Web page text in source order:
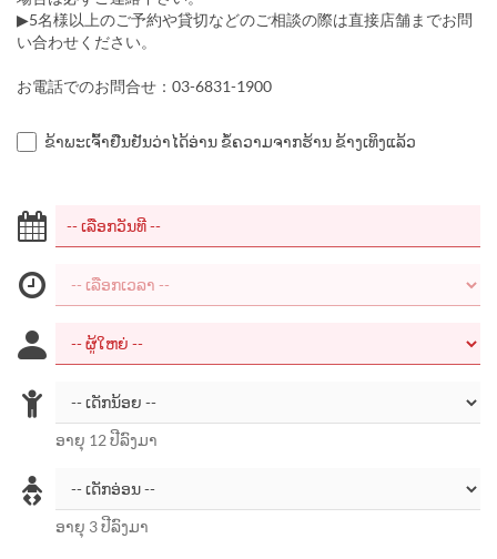
▶5名様以上のご予約や貸切などのご相談の際は直接店舗までお問
い合わせください。
お電話でのお問合せ：03-6831-1900
ຂ້າພະເຈົ້າຢືນຢັນວ່າໄດ້ອ່ານ ຂໍ້ຄວາມຈາກຮ້ານ ຂ້າງເທິງແລ້ວ
ອາຍຸ 12 ປີລົງມາ
ອາຍຸ 3 ປີລົງມາ